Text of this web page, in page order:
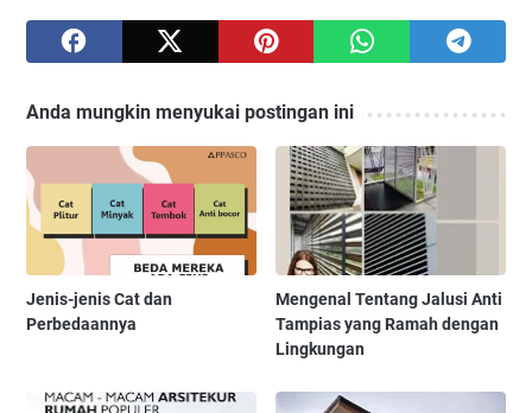
Anda mungkin menyukai postingan ini
Jenis-jenis Cat dan
Perbedaannya
Mengenal Tentang Jalusi Anti
Tampias yang Ramah dengan
Lingkungan